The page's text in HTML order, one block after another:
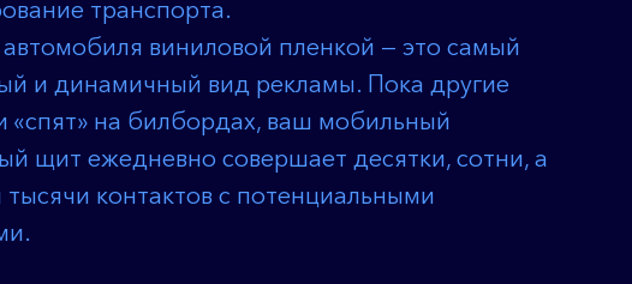
транспорта.
виниловой пленкой — это самый
и динамичный вид рекламы. Пока другие
«спят» на билбордах, ваш мобильный
щит ежедневно совершает десятки, сотни, а
тысячи контактов с потенциальными